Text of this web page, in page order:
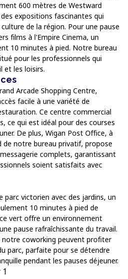
600 mètres de Westward
expositions fascinantes qui
de la région. Pour une pause
films à l'Empire Cinema, un
10 minutes à pied. Notre bureau
pour les professionnels qui
et les loisirs.
Arcade Shopping Centre,
facile à une variété de
Ce centre commercial
ce qui est idéal pour des courses
De plus, Wigan Post Office, à
de notre bureau privatif, propose
complets, garantissant
soient satisfaits avec
parc victorien avec des jardins, un
10 minutes à pied de
vert offre un environnement
pause rafraîchissante du travail.
coworking peuvent profiter
parc, parfaite pour se détendre
pendant les pauses déjeuner.